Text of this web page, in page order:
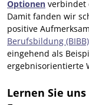
Optionen verbindet
Damit fanden wir
positive
Berufsbildung (BIBB)
eingehend als
ergebnisorientierte
Lernen Sie